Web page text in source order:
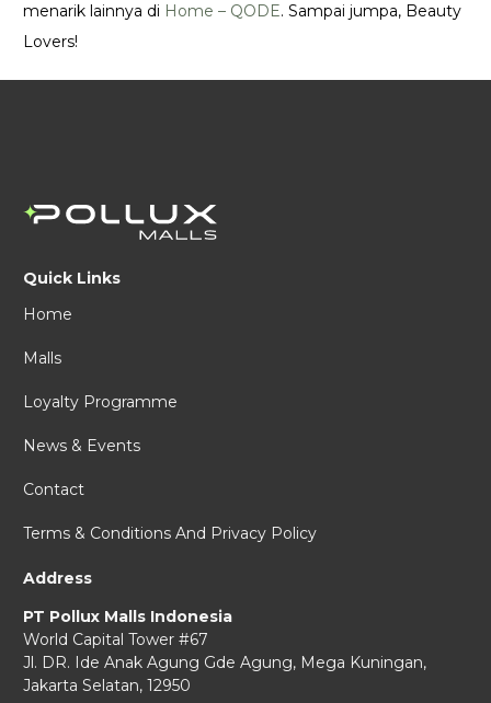
menarik lainnya di Home – QODE. Sampai jumpa, Beauty
Lovers!
Quick Links
Home
Malls
Loyalty Programme
News & Events
Contact
Terms & Conditions And Privacy Policy
Address
PT Pollux Malls Indonesia
World Capital Tower #67
Jl. DR. Ide Anak Agung Gde Agung, Mega Kuningan,
Jakarta Selatan, 12950